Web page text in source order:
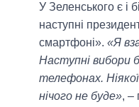
У Зеленського є і
наступні
смартфоні». «Я
Наступні вибори
телефонах. Ніякої
нічого не буде», –